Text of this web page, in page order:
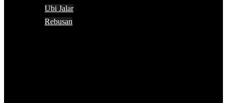
Ubi Jalar
Rebusan